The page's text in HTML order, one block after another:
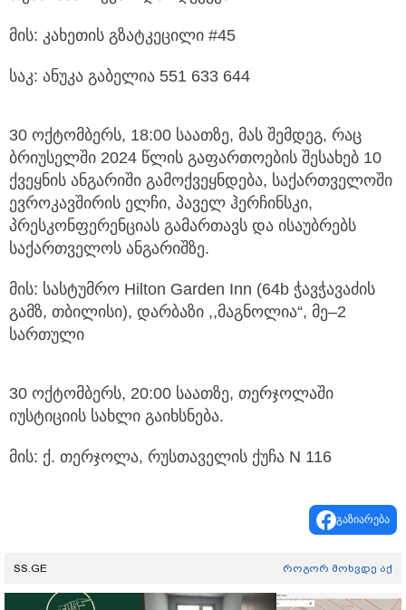
მის: კახეთის გზატკეცილი #45
საკ: ანუკა გაბელია 551 633 644
30 ოქტომბერს, 18:00 საათზე, მას შემდეგ, რაც
ბრიუსელში 2024 წლის გაფართოების შესახებ 10
ქვეყნის ანგარიში გამოქვეყნდება, საქართველოში
ევროკავშირის ელჩი, პაველ ჰერჩინსკი,
პრესკონფერენციას გამართავს და ისაუბრებს
საქართველოს ანგარიშზე.
მის: სასტუმრო Hilton Garden Inn (64b ჭავჭავაძის
გამზ, თბილისი), დარბაზი ,,მაგნოლია“, მე–2
სართული
30 ოქტომბერს, 20:00 საათზე, თერჯოლაში
იუსტიციის სახლი გაიხსნება.
მის: ქ. თერჯოლა, რუსთაველის ქუჩა N 116
გაზიარება
SS.GE როგორ მოხვდე აქ